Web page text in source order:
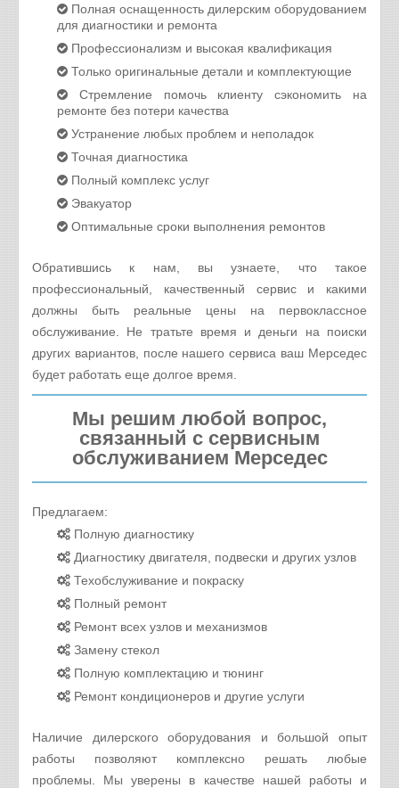
Полная оснащенность дилерским оборудованием
для диагностики и ремонта
Профессионализм и высокая квалификация
Только оригинальные детали и комплектующие
Стремление помочь клиенту сэкономить на
ремонте без потери качества
Устранение любых проблем и неполадок
Точная диагностика
Полный комплекс услуг
Эвакуатор
Оптимальные сроки выполнения ремонтов
Обратившись к нам, вы узнаете, что такое
профессиональный, качественный сервис и какими
должны быть реальные цены на первоклассное
обслуживание. Не тратьте время и деньги на поиски
других вариантов, после нашего сервиса ваш Мерседес
будет работать еще долгое время.
Мы решим любой вопрос,
связанный с сервисным
обслуживанием Мерседес
Предлагаем:
Полную диагностику
Диагностику двигателя, подвески и других узлов
Техобслуживание и покраску
Полный ремонт
Ремонт всех узлов и механизмов
Замену стекол
Полную комплектацию и тюнинг
Ремонт кондиционеров и другие услуги
Наличие дилерского оборудования и большой опыт
работы позволяют комплексно решать любые
проблемы. Мы уверены в качестве нашей работы и